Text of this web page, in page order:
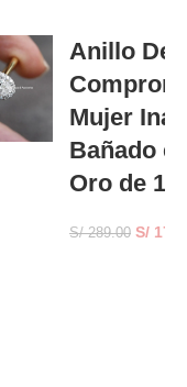
Anillo De
Mujer
Bañado
Oro de
S/289.00 S/